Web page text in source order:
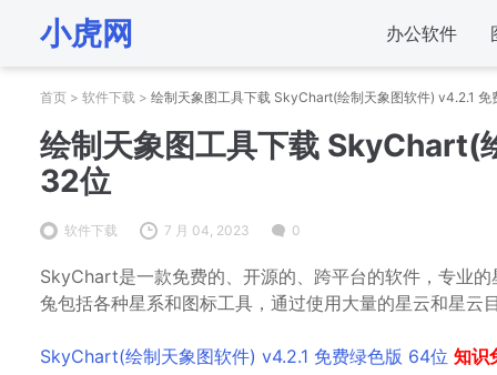
小虎网 办公软件
首页 > 软件下载 > 绘制天象图工具下载 SkyChart(绘制天象图软件) v4.2.1 免
绘制天象图工具下载 SkyChart(
32位
软件下载 7 月 04, 2023 0
SkyChart是一款免费的、开源的、跨平台的软件，专业
兔包括各种星系和图标工具，通过使用大量的星云和星云
SkyChart(绘制天象图软件) v4.2.1 免费绿色版 64位 知识